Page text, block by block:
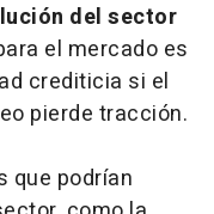
del sector
el mercado es
crediticia si el
pierde tracción.
que podrían